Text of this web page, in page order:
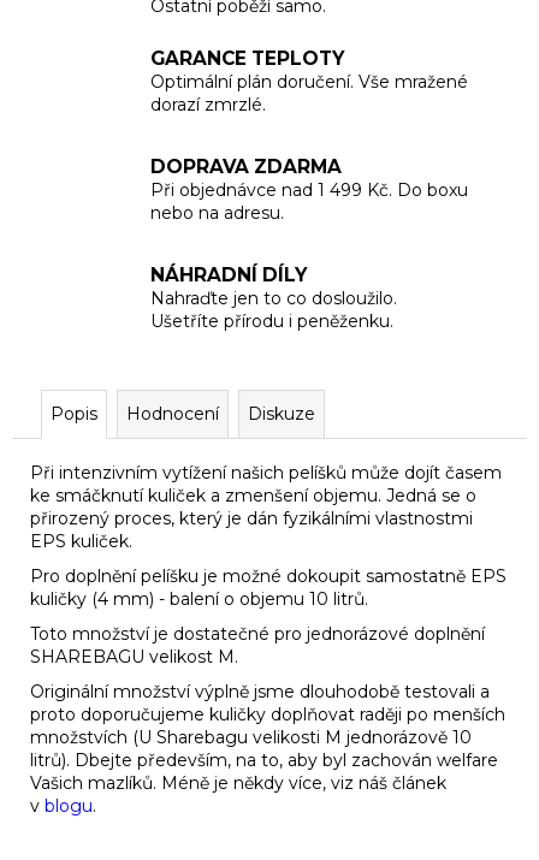
Ostatní poběží samo.
GARANCE TEPLOTY
Optimální plán doručení. Vše mražené
dorazí zmrzlé.
DOPRAVA ZDARMA
Při objednávce nad 1 499 Kč. Do boxu
nebo na adresu.
NÁHRADNÍ DÍLY
Nahraďte jen to co dosloužilo.
Ušetříte přírodu i peněženku.
Popis Hodnocení Diskuze
Při intenzivním vytížení našich pelíšků může dojít časem
ke smáčknutí kuliček a zmenšení objemu. Jedná se o
přirozený proces, který je dán fyzikálními vlastnostmi
EPS kuliček.
Pro doplnění pelíšku je možné dokoupit samostatně EPS
kuličky (4 mm) - balení o objemu 10 litrů.
Toto množství je dostatečné pro jednorázové doplnění
SHAREBAGU velikost M.
Originální množství výplně jsme dlouhodobě testovali a
proto doporučujeme kuličky doplňovat raději po menších
množstvích (U Sharebagu velikosti M jednorázově 10
litrů). Dbejte především, na to, aby byl zachován welfare
Vašich mazlíků. Méně je někdy více, viz náš článek
v blogu.